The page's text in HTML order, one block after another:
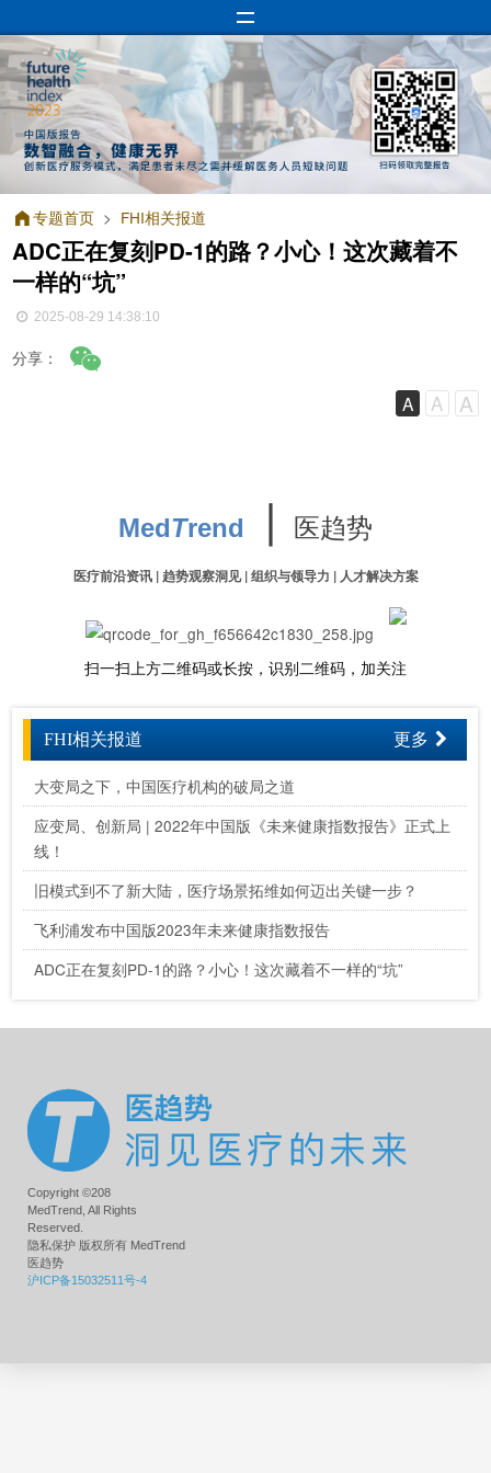
专题首页 > FHI相关报道
ADC正在复刻PD-1的路？小心！这次藏着不
一样的“坑”
2025-08-29 14:38:10
分享：
A A A
MedTrend ∣ 医趋势
医疗前沿资讯 | 趋势观察洞见 | 组织与领导力 | 人才解决方案
扫一扫上方二维码或长按，识别二维码，加关注
FHI相关报道 更多
大变局之下，中国医疗机构的破局之道
应变局、创新局 | 2022年中国版《未来健康指数报告》正式上
线！
旧模式到不了新大陆，医疗场景拓维如何迈出关键一步？
飞利浦发布中国版2023年未来健康指数报告
ADC正在复刻PD-1的路？小心！这次藏着不一样的“坑”
Copyright ©208
MedTrend, All Rights
Reserved.
隐私保护 版权所有 MedTrend
医趋势
沪ICP备15032511号-4